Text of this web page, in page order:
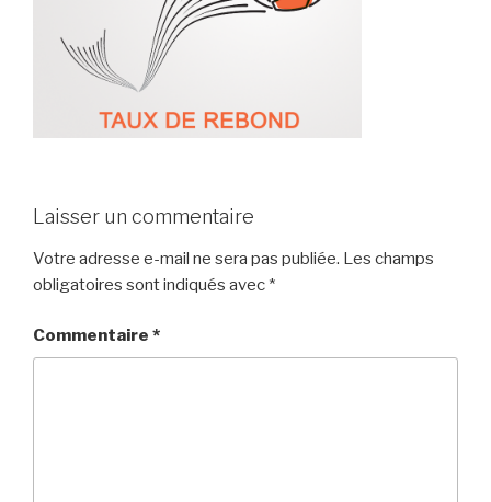
Laisser un commentaire
Votre adresse e-mail ne sera pas publiée. Les champs
obligatoires sont indiqués avec *
Commentaire *